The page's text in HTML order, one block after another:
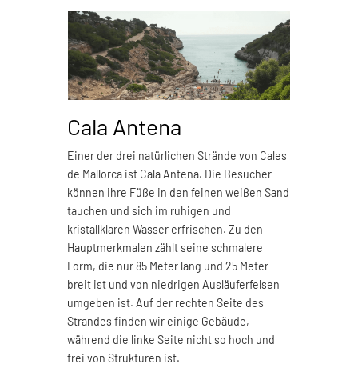
Cala Antena
Einer der drei natürlichen Strände von Cales
de Mallorca ist Cala Antena. Die Besucher
können ihre Füße in den feinen weißen Sand
tauchen und sich im ruhigen und
kristallklaren Wasser erfrischen. Zu den
Hauptmerkmalen zählt seine schmalere
Form, die nur 85 Meter lang und 25 Meter
breit ist und von niedrigen Ausläuferfelsen
umgeben ist. Auf der rechten Seite des
Strandes finden wir einige Gebäude,
während die linke Seite nicht so hoch und
frei von Strukturen ist.